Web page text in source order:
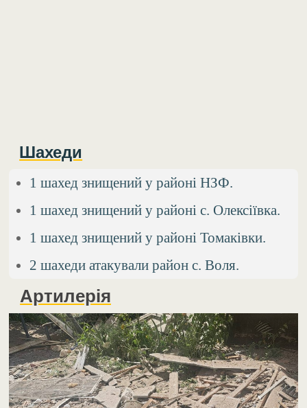
Шахеди
1 шахед знищений у районі НЗФ.
1 шахед знищений у районі с. Олексіївка.
1 шахед знищений у районі Томаківки.
2 шахеди атакували район с. Воля.
Артилерія